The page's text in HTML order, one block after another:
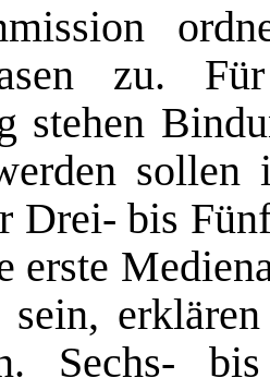
zu.
stehen
sollen
Drei- bis
erste
sein,
Sechs-